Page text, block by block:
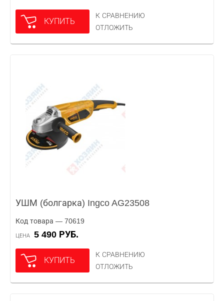
КУПИТЬ
К СРАВНЕНИЮ
ОТЛОЖИТЬ
УШМ (болгарка) Ingco AG23508
Код товара — 70619
ЦЕНА 5 490 РУБ.
КУПИТЬ
К СРАВНЕНИЮ
ОТЛОЖИТЬ